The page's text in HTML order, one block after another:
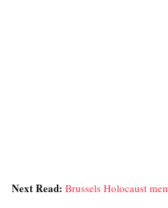
Next Read: Brussels Holocaust